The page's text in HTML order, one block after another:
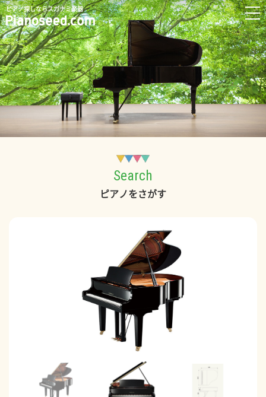
ピアノ探しならスガナミ楽器
Search
ピアノをさがす